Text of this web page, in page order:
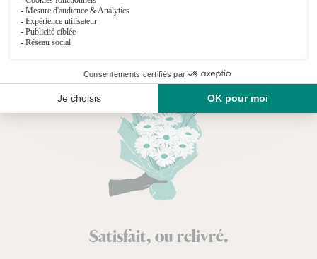
Voir plus de produits
Satisfait, ou relivré.